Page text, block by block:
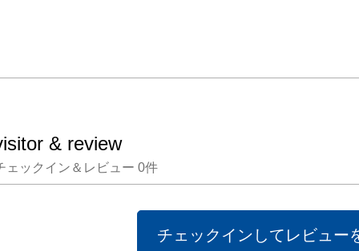
展覧会
るもの
& review
ェックイン＆レビュー 0件
チェックインしてレビュー